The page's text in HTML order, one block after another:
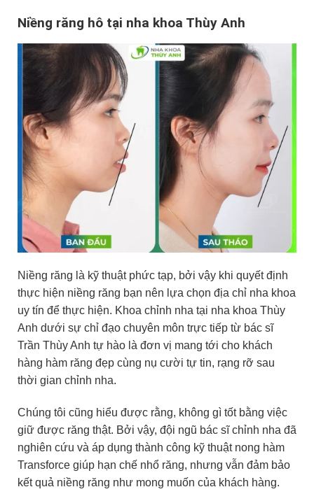
Niềng răng hô tại nha khoa Thùy Anh
Niềng răng là kỹ thuật phức tạp, bởi vậy khi quyết định
thực hiện niềng răng bạn nên lựa chọn địa chỉ nha khoa
uy tín để thực hiện. Khoa chỉnh nha tại nha khoa Thùy
Anh dưới sự chỉ đạo chuyên môn trực tiếp từ bác sĩ
Trần Thùy Anh tự hào là đơn vị mang tới cho khách
hàng hàm răng đẹp cùng nụ cười tự tin, rạng rỡ sau
thời gian chỉnh nha.
Chúng tôi cũng hiểu được rằng, không gì tốt bằng việc
giữ được răng thật. Bởi vậy, đội ngũ bác sĩ chỉnh nha đã
nghiên cứu và áp dụng thành công kỹ thuật nong hàm
Transforce giúp hạn chế nhổ răng, nhưng vẫn đảm bảo
kết quả niềng răng như mong muốn của khách hàng.